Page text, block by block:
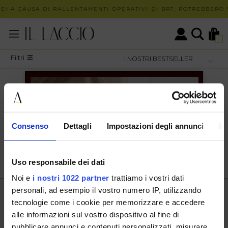
Consenso Dettagli Impostazioni degli annunci
Uso responsabile dei dati
Noi e i nostri 1022 partner trattiamo i vostri dati
personali, ad esempio il vostro numero IP, utilizzando
tecnologie come i cookie per memorizzare e accedere
alle informazioni sul vostro dispositivo al fine di
A CAUSA DI RALLENTAMENTI OPERATIVI DI BRT,
0
Filtri
I Nostri Bestseller Unisex/ Borse Unisex/ Borse Unisex
I NOSTRI BESTSELLER BORSE UNISEX
SHOW ITEMS
IL LACCIO
IL LACCIO